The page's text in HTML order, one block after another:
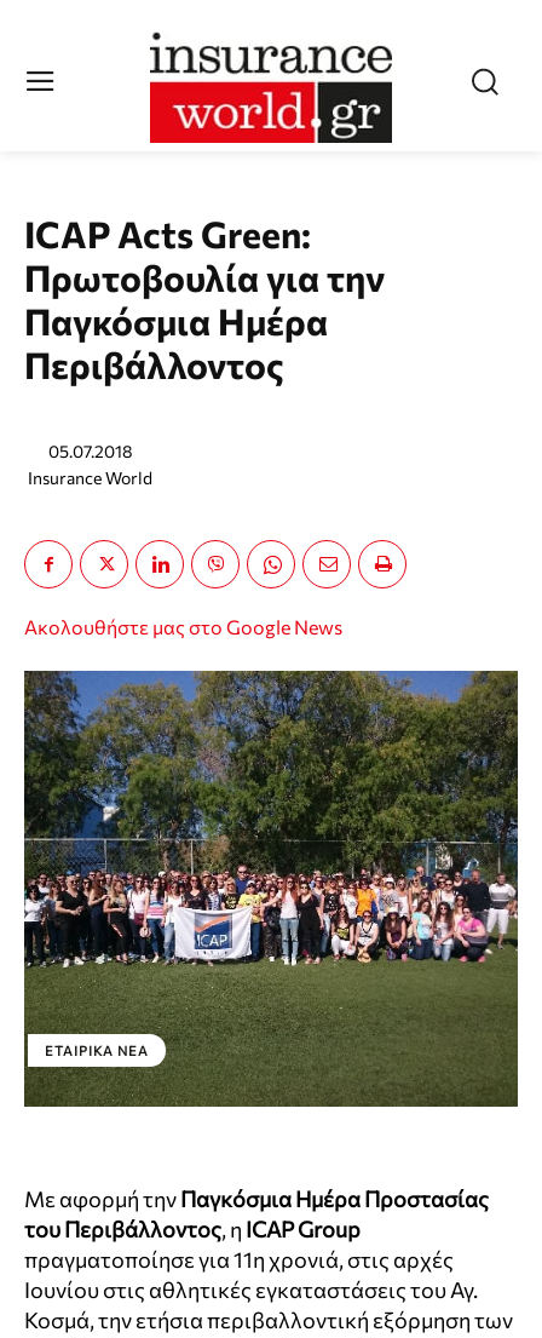
ICAP Acts Green:
Πρωτοβουλία για την
Παγκόσμια Ημέρα
Περιβάλλοντος
05.07.2018
Insurance World
Ακολουθήστε μας στο Google News
ΕΤΑΙΡΙΚΑ ΝΕΑ
Με αφορμή τηνΠαγκόσμια Ημέρα Προστασίας
του Περιβάλλοντος, η ICAP Group
πραγματοποίησε για 11η χρονιά, στις αρχές
Ιουνίου στις αθλητικές εγκαταστάσεις του Αγ.
Κοσμά, την ετήσια περιβαλλοντική εξόρμηση των